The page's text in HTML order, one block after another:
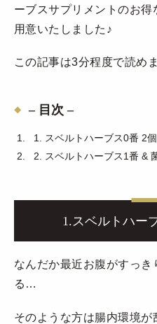
ーブスサプリメントのお
用意いたしました♪
この記事は3分程度で読め
– 目次 –
1. スベルトハーブス0番 2
2. スベルトハーブス1番 &
1.スベルトハー
なんだか最近お腹がすっ
る…
そのような方は腸内環境